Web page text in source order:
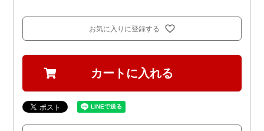
お気に入りに登録する
カートに入れる